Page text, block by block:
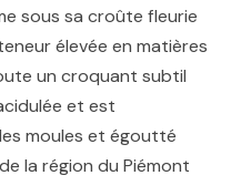
sous sa croûte fleurie
élevée en matières
un croquant subtil
et est
moules et égoutté
la région du Piémont